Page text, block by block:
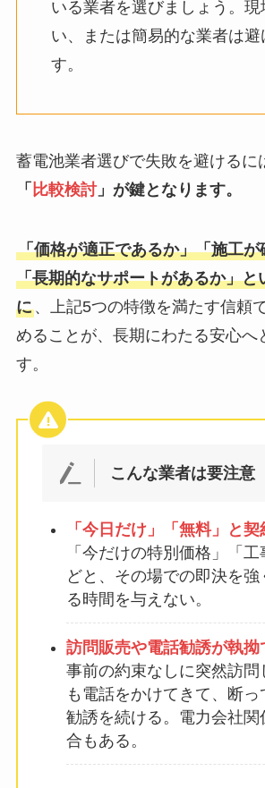
いる業者を選びましょう。現
い、または簡易的な業者は
す。
蓄電池業者選びで失敗を避けるに
「 比較検討」が鍵となります。
「価格が適正であるか」「施工
「長期的なサポートがあるか」と
に、上記5つの特徴を満たす信頼
めることが、長期にわたる安心へ
す。
こんな業者は要注意
「今日だけ」「無料」と
「今だけの特別価格」「
どと、その場での即決を強
る時間を与えない。
訪問販売や電話勧誘が執拗
事前の約束なしに突然訪問
も電話をかけてきて、断っ
勧誘を続ける。電力会社関
合もある。